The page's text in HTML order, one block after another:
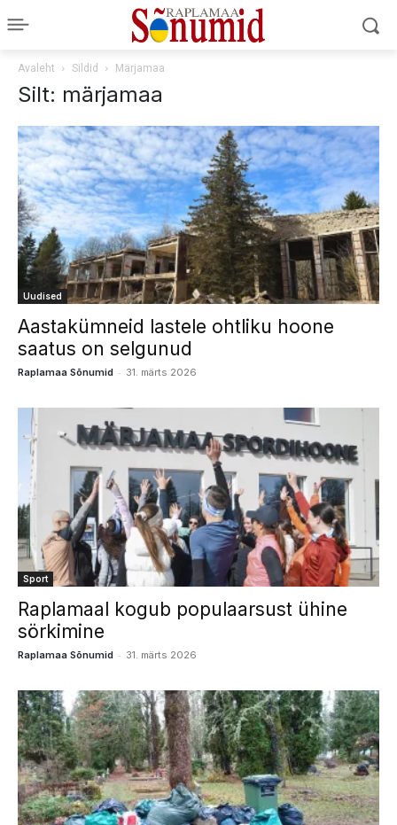
Avaleht Sildid Märjamaa
Silt: märjamaa
Uudised
Aastakümneid lastele ohtliku hoone
saatus on selgunud
Raplamaa Sõnumid - 31. märts 2026
Sport
Raplamaal kogub populaarsust ühine
sörkimine
Raplamaa Sõnumid - 31. märts 2026